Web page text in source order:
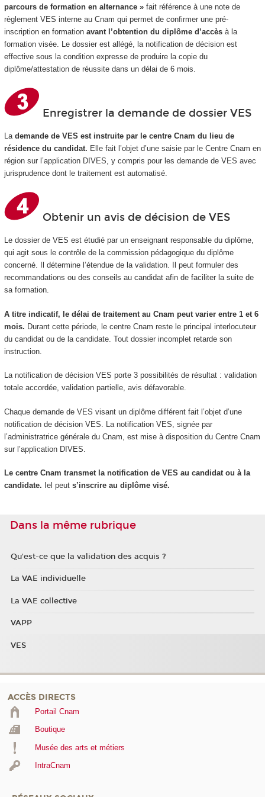
parcours de formation en alternance » fait référence à une note de
règlement VES interne au Cnam qui permet de confirmer une pré-
inscription en formation avant l’obtention du diplôme d’accèsà la
formation visée. Le dossier est allégé, la notification de décision est
effective sous la condition expresse de produire la copie du
diplôme/attestation de réussite dans un délai de 6 mois.
Enregistrer la demande de dossier VES
La demande de VES est instruite par le centre Cnam du lieu de
résidence du candidat. Elle fait l’objet d’une saisie par le Centre Cnam en
région sur l’application DIVES, y compris pour les demande de VES avec
jurisprudence dont le traitement est automatisé.
Obtenir un avis de décision de VES
Le dossier de VES est étudié par un enseignant responsable du diplôme,
qui agit sous le contrôle de la commission pédagogique du diplôme
concerné. Il détermine l’étendue de la validation. Il peut formuler des
recommandations ou des conseils au candidat afin de faciliter la suite de
sa formation.
A titre indicatif, le délai de traitement au Cnam peut varier entre 1 et 6
mois. Durant cette période, le centre Cnam reste le principal interlocuteur
du candidat ou de la candidate. Tout dossier incomplet retarde son
instruction.
La notification de décision VES porte 3 possibilités de résultat : validation
totale accordée, validation partielle, avis défavorable.
Chaque demande de VES visant un diplôme différent fait l’objet d’une
notification de décision VES. La notification VES, signée par
l’administratrice générale du Cnam, est mise à disposition du Centre Cnam
sur l’application DIVES.
Le centre Cnam transmet la notification de VES au candidat ou à la
candidate. Iel peut s’inscrire au diplôme visé.
Dans la même rubrique
Qu'est-ce que la validation des acquis ?
La VAE individuelle
La VAE collective
VAPP
VES
ACCÈS DIRECTS
Portail Cnam
Boutique
Musée des arts et métiers
IntraCnam